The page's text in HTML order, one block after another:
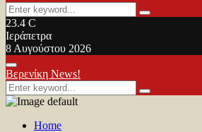
Search
for:
Search
23.4 C
Ιεράπετρα
8 Αυγούστου 2026
Facebook
Twitter
Youtube
Primary
Menu
Βερενίκη News!
Search
for:
Search
Home